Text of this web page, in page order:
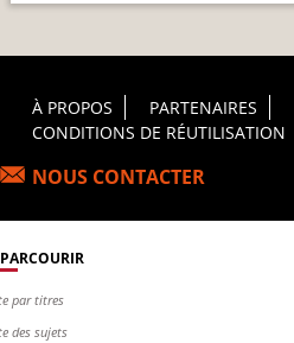
Footer Principal
À PROPOS PARTENAIRES
CONDITIONS DE RÉUTILISATION
NOUS CONTACTER
PARCOURIR
par titres
des sujets